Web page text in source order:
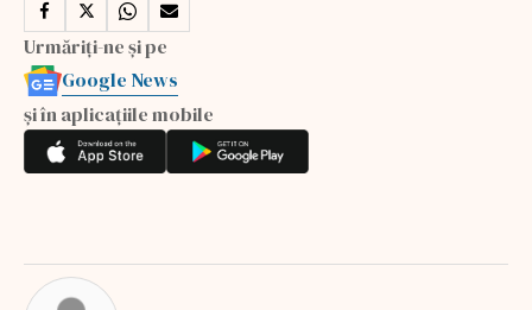
Urmăriți-ne și pe
Google News
și în aplicațiile mobile